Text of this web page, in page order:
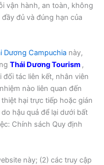
vận hành, an toàn, không
đủ và đúng hạn của
Dương Campuchia này,
Thái Dương Tourism ,
tác liên kết, nhân viên
nào liên quan đến
hại trực tiếp hoặc gián
hậu quả để lại dưới bất
Chính sách Quy định
này; (2) các truy cập